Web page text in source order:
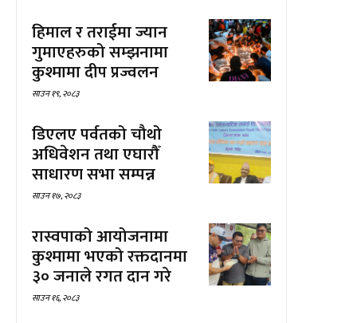
हिमाल र तराईमा ज्यान
गुमाएहरुको सम्झनामा
कुश्मामा दीप प्रज्वलन
साउन १९, २०८३
डिएलए पर्वतको चौथो
अधिवेशन तथा एघारौँ
साधारण सभा सम्पन्न
साउन १७, २०८३
रास्वपाको आयोजनामा
कुश्मामा भएको रक्तदानमा
३० जनाले रगत दान गरे
साउन १६, २०८३